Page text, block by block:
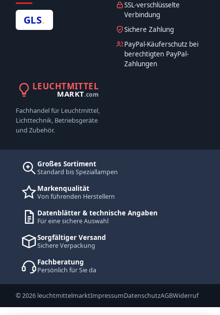
GLS.
SSL-verschlüsselte
Verbindung
Sichere Zahlung
PayPal-Käuferschutz bei
berechtigten PayPal-
Zahlungen
LEUCHTMITTEL
MARKT.com
Fachhandel für Leuchtmittel,
Lichttechnik, Betriebsgeräte
und Zubehör.
Großes Sortiment
Standard bis Speziallampen
Markenqualität
Von führenden Herstellern
Datenblätter & technische Angaben
Für eine sichere Auswahl
Sorgfältiger Versand
Sichere Verpackung
Fachberatung
Persönlich für Sie da
© 2026 leuchtmittelmarktImpressumDatenschutzAGBWiderruf